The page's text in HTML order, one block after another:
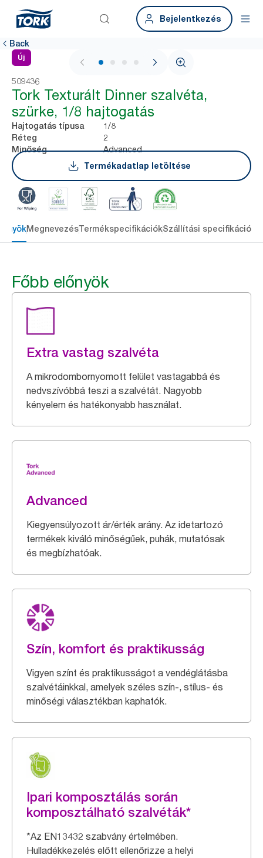
Bejelentkezés
Back
Új
1 / 4
509436
Tork Texturált Dinner szalvéta,
szürke, 1/8 hajtogatás
Hajtogatás típusa 1/8
Réteg 2
Minőség
Advanced
Termékadatlap letöltése
MegnevezésTermékspecifikációkSzállítási specifikációk
Főbb előnyök
Extra vastag szalvéta
A mikrodombornyomott felület vastagabbá és
nedvszívóbbá teszi a szalvétát. Nagyobb
kényelem és hatékonyabb használat.
Advanced
Kiegyensúlyozott ár/érték arány. Az idetartozó
termékek kiváló minőségűek, puhák, mutatósak
és megbízhatóak.
Szín, komfort és praktikusság
Vigyen színt és praktikusságot a vendéglátásba
szalvétáinkkal, amelyek széles szín-, stílus- és
minőségi választékban kaphatók.
Ipari komposztálás során
komposztálható szalvéták*
*Az EN13432 szabvány értelmében.
Hulladékkezelés előtt ellenőrizze a helyi